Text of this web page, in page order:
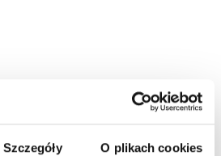
Szczegóły O plikach cookies